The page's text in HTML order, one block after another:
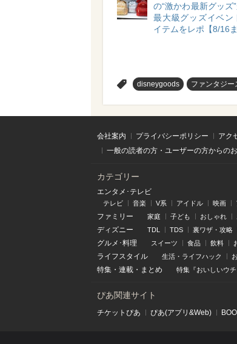
の“激かわ最新グッズ
最大級グッズイベン
イテムをレポ【8/16ま
disneygoods ファンタジー
会社案内 プライバシーポリシー アク
一般の読者の方・ユーザーの方からの
カテゴリー
エンタメ･テレビ
テレビ 音楽 V系 アイドル 映画
ファミリー 家庭 子ども おしゃれ
ディズニー TDL TDS 裏ワザ・攻略
グルメ･料理 スイーツ 食品 飲料
ライフスタイル 生活・ライフハック
特集 ・ 連載 ・ まとめ 特集『おいしいウチ
ぴあ関連サイト
チケットぴあ ぴあ(アプリ&Web)